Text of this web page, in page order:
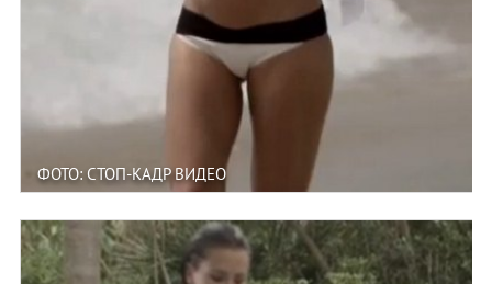
ФОТО: СТОП-КАДР ВИДЕО